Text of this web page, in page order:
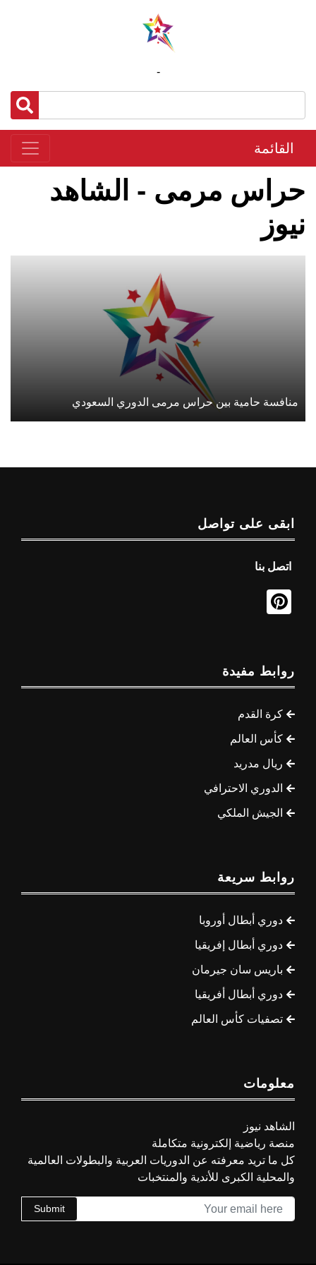
-
القائمة
حراس مرمى - الشاهد
نيوز
منافسة حامية بين حراس مرمى الدوري السعودي
ابقى على تواصل
اتصل بنا
روابط مفيدة
كرة القدم
كأس العالم
ريال مدريد
الدوري الاحترافي
الجيش الملكي
روابط سريعة
دوري أبطال أوروبا
دوري أبطال إفريقيا
باريس سان جيرمان
دوري أبطال أفريقيا
تصفيات كأس العالم
معلومات
الشاهد نيوز
منصة رياضية إلكترونية متكاملة
كل ما تريد معرفته عن الدوريات العربية والبطولات العالمية
والمحلية الكبرى للأندية والمنتخبات
Submit